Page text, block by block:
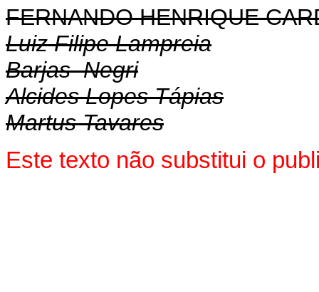
FERNANDO HENRIQUE
Luiz Filipe Lampreia
Barjas Negri
Alcides Lopes Tápias
Martus Tavares
Este texto não substitui o